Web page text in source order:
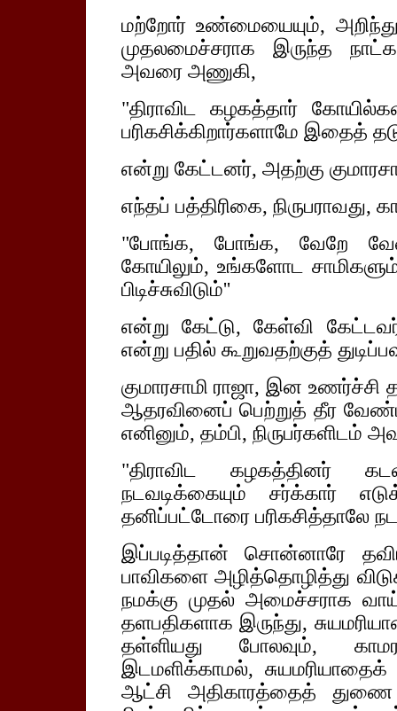
மற்றோர் உண்மையையும்,
முதலமைச்சராக இருந்த
அவரை அணுகி,
"திராவிட கழகத்தார்
பரிகசிக்கிறார்களாமே இதைத்
என்று கேட்டனர், அதற்கு
எந்தப் பத்திரிகை,
"போங்க, போங்க, வேறே
கோயிலும், உங்களோட
பிடிச்சுவிடும்''
என்று கேட்டு, கேள்வி
என்று பதில் கூறுவதற்குத்
குமாரசாமி ராஜா, இன
ஆதரவினைப் பெற்றுத் தீர
எனினும், தம்பி, நிருபர்களிடம்
"திராவிட கழகத்தினர்
நடவடிக்கையும் சர்க்கார்
தனிப்பட்டோரை பரிகசித்தாலே
இப்படித்தான் சொன்னாரே
பாவிகளை அழித்தொழித்து
நமக்கு முதல் அமைச்சராக
தளபதிகளாக இருந்து,
தள்ளியது போலவும்,
இடமளிக்காமல், சுயமரியாதைக்
ஆட்சி அதிகாரத்தைத் துணை